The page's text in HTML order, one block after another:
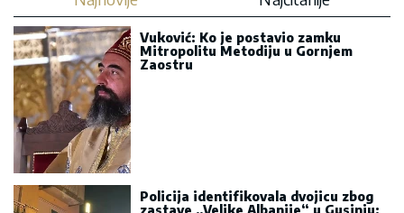
Vuković: Ko je postavio zamku
Mitropolitu Metodiju u Gornjem
Zaostru
Policija identifikovala dvojicu zbog